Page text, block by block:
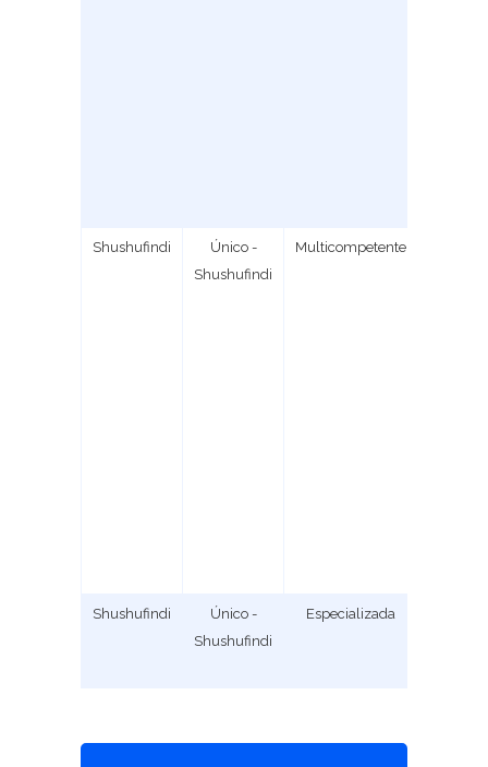
Shushufindi
Único -
Shushufindi
Multicompetente
Shushufindi
Único -
Shushufindi
Especializada